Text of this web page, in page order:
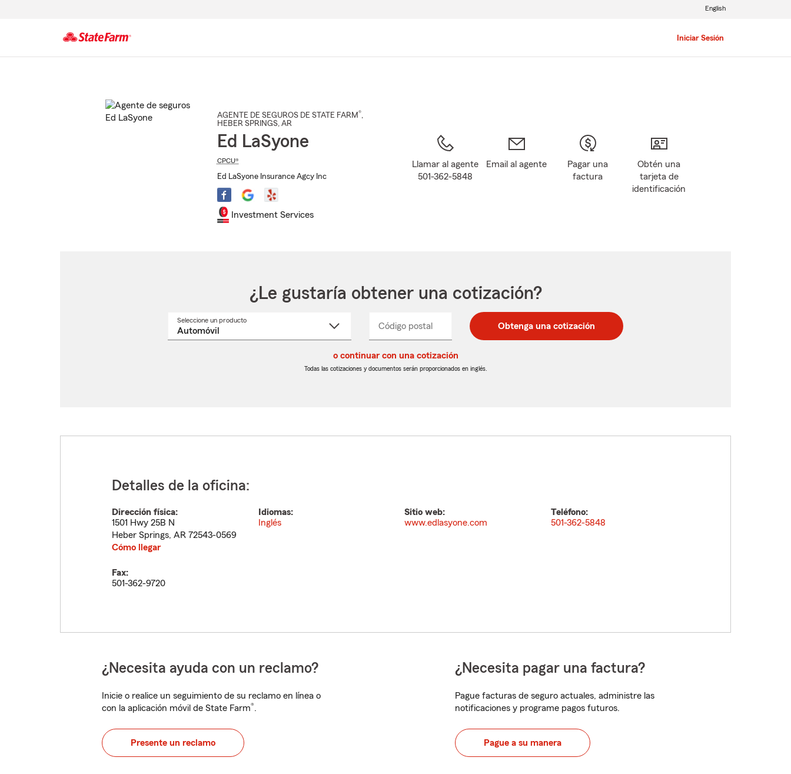
Iniciar Sesión
English
AGENTE DE SEGUROS DE STATE FARM®,
HEBER SPRINGS, AR
Ed LaSyone
CPCU®
Ed LaSyone Insurance Agcy Inc
Investment Services
Llamar al agente
501-362-5848
Email al agente
Pagar una
factura
Obtén una
tarjeta de
identificación
¿Le gustaría obtener una cotización?
Seleccione un productoSeleccione
Código postal
postal
de
postal
de
_____ Obtenga una cotización
o continuar con una cotización
Todas las cotizaciones y documentos serán proporcionados en inglés.
Detalles de la oficina:
Dirección física:
1501 Hwy 25B N
Heber Springs, AR 72543-0569
Cómo llegar
Idiomas:
Inglés
Sitio web:
www.edlasyone.com
Teléfono:
501-362-5848
Fax:
501-362-9720
¿Necesita ayuda con un reclamo?
Inicie o realice un seguimiento de su reclamo en línea o
con la aplicación móvil de State Farm®.
Presente un reclamo
¿Necesita pagar una factura?
Pague facturas de seguro actuales, administre las
notificaciones y programe pagos futuros.
Pague a su manera